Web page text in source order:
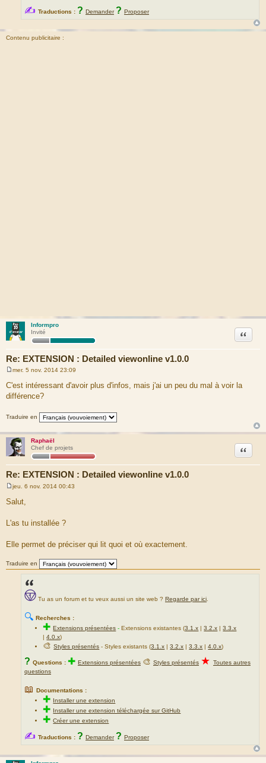
✍ Traductions : ? Demander ? Proposer
Contenu publicitaire :
Informpro
Invité
Re: EXTENSION : Detailed viewonline v1.0.0
Citation
s
s
e
mer. 5 nov. 2014 23:09
C'est intéressant d'avoir plus d'infos, mais j'ai un peu du mal à voir la
différence?
Traduire en
Raphaël
Chef de projets
Re: EXTENSION : Detailed viewonline v1.0.0
Citation
M
e
s
g
jeu. 6 nov. 2014 00:43
Salut,
L'as tu installée ?
Elle permet de préciser qui lit quoi et où exactement.
Traduire en
Tu as un forum et tu veux aussi un site web ? Regarde par ici
🔍 Recherches :
✚Extensions présentées -Extensions existantes (3.1.x |3.2.x |3.3.x
|4.0.x)
🎨Styles présentés - Styles existants (3.1.x |3.2.x |3.3.x |4.0.x)
? Questions : ✚ Extensions présentées 🎨 Styles présentés ★ Toutes autres
questions
📖 Documentations :
✚ Installer une extension
✚ Installer une extension téléchargée sur GitHub
✚Créer une extension
✍ Traductions : ? Demander ? Proposer